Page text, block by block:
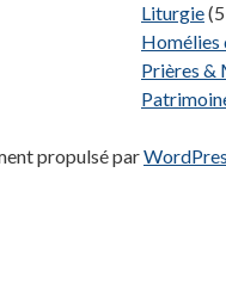
Liturgie
Homélies
Prières &
propulsé par